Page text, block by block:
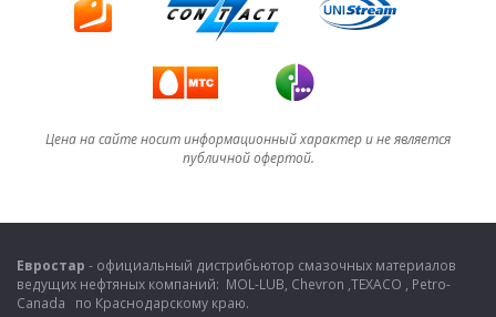
Цена на сайте носит информационный характер и не является
публичной офертой.
Евростар - официальный дистрибьютор смазочных материалов
ведущих нефтяных компаний: MOL-LUB, Chevron ,TEXACO , Petro-
Canada по Краснодарскому краю.